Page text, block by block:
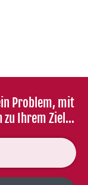
Problem, mit
zu Ihrem Ziel...